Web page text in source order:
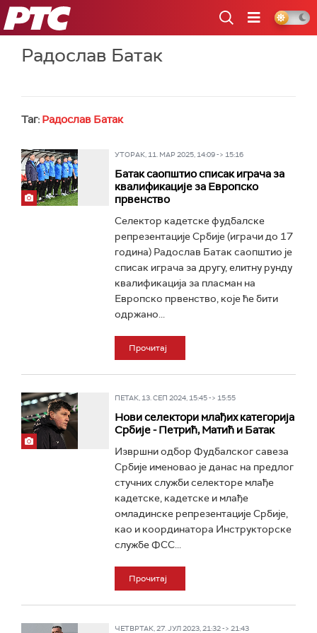
РТС
Радослав Батак
Таг: Радослав Батак
УТОРАК, 11. МАР 2025, 14:09 -> 15:16
Батак саопштио списак играча за
квалификације за Европско
првенство
Селектор кадетске фудбалске
репрезентације Србије (играчи до 17
година) Радослав Батак саопштио је
списак играча за другу, елитну рунду
квалификација за пласман на
Европско првенство, које ће бити
одржано...
Прочитај
ПЕТАК, 13. СЕП 2024, 15:45 -> 15:55
Нови селектори млађих категорија
Србије - Петрић, Матић и Батак
Извршни одбор Фудбалског савеза
Србије именовао је данас на предлог
стучних служби селекторе млађе
кадетске, кадетске и млађе
омладинске репрезентације Србије,
као и координатора Инструкторске
службе ФСС...
Прочитај
ЧЕТВРТАК, 27. ЈУЛ 2023, 21:32 -> 21:43